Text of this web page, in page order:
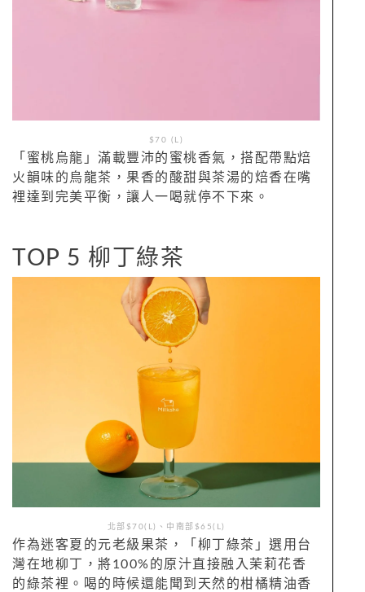
$70 (L)
「蜜桃烏龍」滿載豐沛的蜜桃香氣，搭配帶點焙
火韻味的烏龍茶，果香的酸甜與茶湯的焙香在嘴
裡達到完美平衡，讓人一喝就停不下來。
TOP 5 柳丁綠茶
北部$70(L)、中南部$65(L)
作為迷客夏的元老級果茶，「柳丁綠茶」選用台
灣在地柳丁，將100%的原汁直接融入茉莉花香
的綠茶裡。喝的時候還能聞到天然的柑橘精油香